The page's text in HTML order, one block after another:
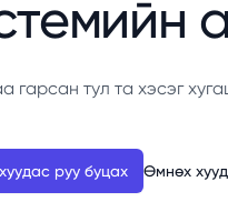
гарсан тул та хэсэг
руу буцах Өмнөх